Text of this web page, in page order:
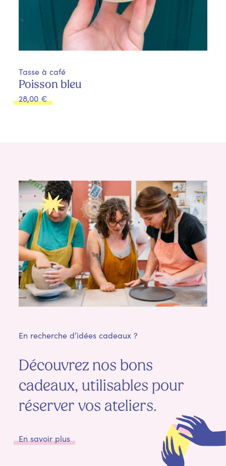
Tasse à café
Poisson bleu
28,00€
En recherche d’idées cadeaux ?
Découvrez nos bons
cadeaux, utilisables pour
réserver vos ateliers.
En savoir plus